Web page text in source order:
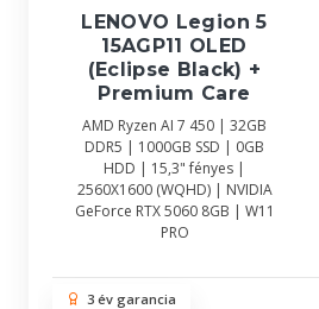
LENOVO Legion 5
15AGP11 OLED
(Eclipse Black) +
Premium Care
AMD Ryzen AI 7 450 | 32GB
DDR5 | 1000GB SSD | 0GB
HDD | 15,3" fényes |
2560X1600 (WQHD) | NVIDIA
GeForce RTX 5060 8GB | W11
PRO
3 év garancia